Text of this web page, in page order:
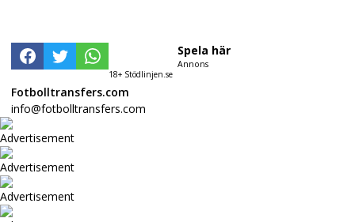
18+ Stödlinjen.se
Spela här
Annons
Fotbolltransfers.com
info@fotbolltransfers.com